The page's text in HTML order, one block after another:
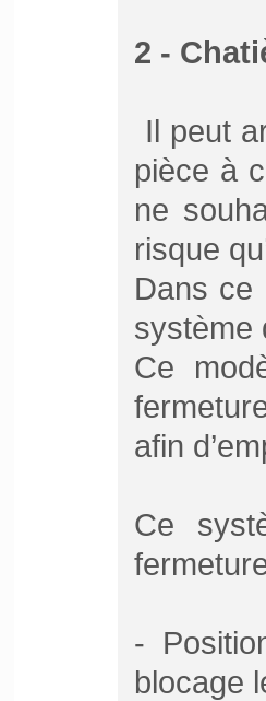
2 -
Il peut
pièce à
ne
risque
Dans ce
système
Ce
afin
Ce
-
blocage